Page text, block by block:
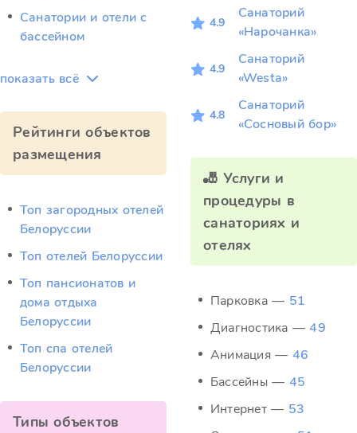
Санатории и отели с
бассейном
показать всё
Рейтинги объектов
размещения
Топ загородных отелей
Белоруссии
Топ отелей Белоруссии
Топ пансионатов и
дома отдыха
Белоруссии
Топ спа отелей
Белоруссии
Типы объектов
4.9
Санаторий
«Нарочанка»
4.9
Санаторий
«Westa»
4.8
Санаторий
«Сосновый бор»
🎳 Услуги и
процедуры в
санаториях и
отелях
Парковка — 51
Диагностика —49
Анимация — 46
Бассейны — 45
Интернет — 53